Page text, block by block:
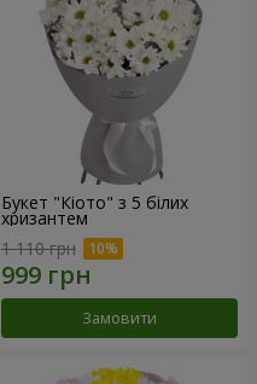
Букет "Кіото" з 5 білих
хризантем
1 110 грн
Замовити